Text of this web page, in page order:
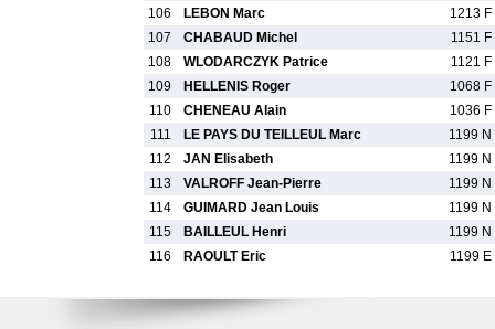
106
LEBON Marc
1213 F
107
CHABAUD Michel
1151 F
108
WLODARCZYK Patrice
1121 F
109
HELLENIS Roger
1068 F
110
CHENEAU Alain
1036 F
111
LE PAYS DU TEILLEUL Marc
1199 N
112
JAN Elisabeth
1199 N
113
VALROFF Jean-Pierre
1199 N
114
GUIMARD Jean Louis
1199 N
115
BAILLEUL Henri
1199 N
116
RAOULT Eric 1199 E